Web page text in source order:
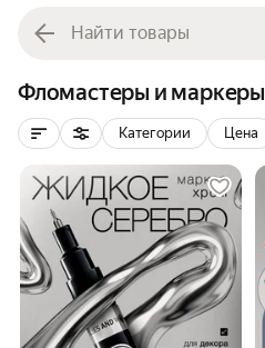
Фломастеры и маркеры
Категории Цена